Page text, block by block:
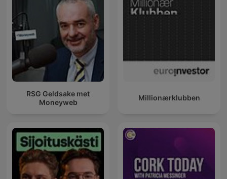
RSG Geldsake met
Moneyweb
Millionærklubben